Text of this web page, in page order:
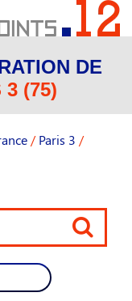
DE
3 (75)
/ Paris 3 /